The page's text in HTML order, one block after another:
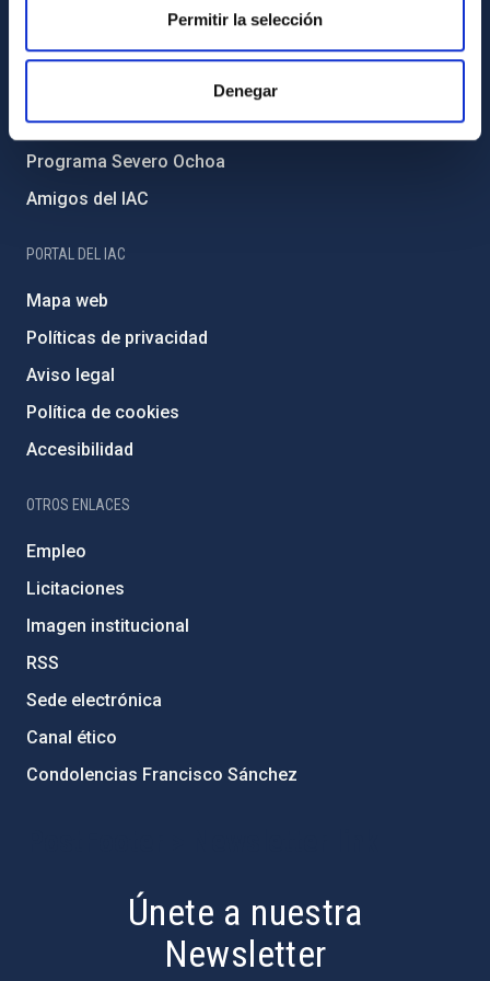
Permitir la selección
Denegar
Medio Ambiente y Sostenibilidad
Proyectos institucionales
Financiación externa
Programa Severo Ochoa
Amigos del IAC
PORTAL DEL IAC
Mapa web
Políticas de privacidad
Aviso legal
Política de cookies
Accesibilidad
OTROS ENLACES
Empleo
Licitaciones
Imagen institucional
RSS
Sede electrónica
Canal ético
Condolencias Francisco Sánchez
Únete a nuestra
Newsletter